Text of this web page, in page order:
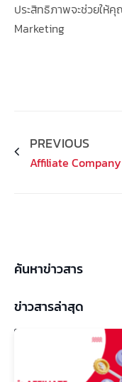
ประสิทธิภาพจะช่วยให้
Marketing
Prev
PREVIOUS
ค้นหาข่าวสาร
ข่าวสารล่าสุด